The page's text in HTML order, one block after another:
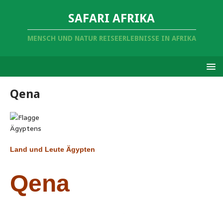
SAFARI AFRIKA
MENSCH UND NATUR REISEERLEBNISSE IN AFRIKA
Qena
Land und Leute Ägypten
Qena